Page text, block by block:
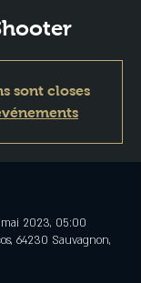
sont closes
2023, 05:00
64230 Sauvagnon,